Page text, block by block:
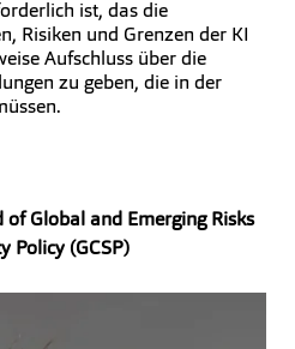
ist, das die
Risiken und Grenzen der KI
Aufschluss über die
zu geben, die in der
of Global and Emerging Risks
Policy (GCSP)